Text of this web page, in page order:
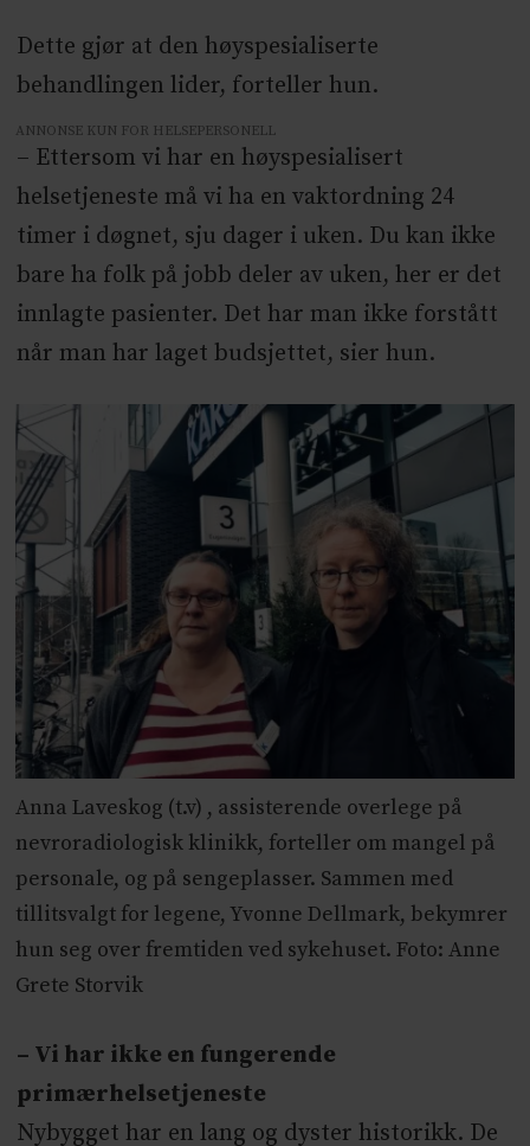
Dette gjør at den høyspesialiserte
behandlingen lider, forteller hun.
ANNONSE KUN FOR HELSEPERSONELL
– Ettersom vi har en høyspesialisert
helsetjeneste må vi ha en vaktordning 24
timer i døgnet, sju dager i uken. Du kan ikke
bare ha folk på jobb deler av uken, her er det
innlagte pasienter. Det har man ikke forstått
når man har laget budsjettet, sier hun.
Anna Laveskog (t.v) , assisterende overlege på
nevroradiologisk klinikk, forteller om mangel på
personale, og på sengeplasser. Sammen med
tillitsvalgt for legene, Yvonne Dellmark, bekymrer
hun seg over fremtiden ved sykehuset. Foto: Anne
Grete Storvik
– Vi har ikke en fungerende
primærhelsetjeneste
Nybygget har en lang og dyster historikk. De